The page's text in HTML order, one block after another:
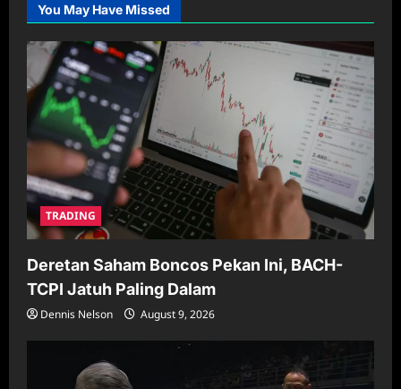
You May Have Missed
TRADING
Deretan Saham Boncos Pekan Ini, BACH-
TCPI Jatuh Paling Dalam
Dennis Nelson August 9, 2026